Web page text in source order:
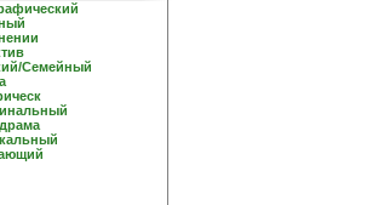
Семейный